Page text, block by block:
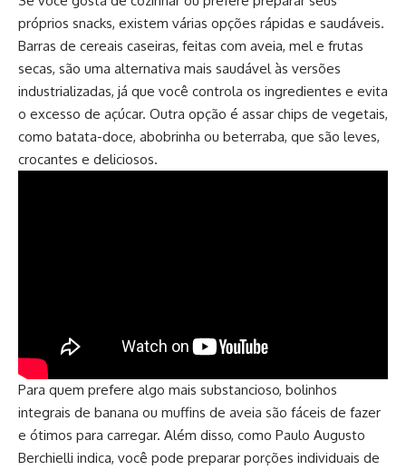
próprios snacks, existem várias opções rápidas e saudáveis.
Barras de cereais caseiras, feitas com aveia, mel e frutas
secas, são uma alternativa mais saudável às versões
industrializadas, já que você controla os ingredientes e evita
o excesso de açúcar. Outra opção é assar chips de vegetais,
como batata-doce, abobrinha ou beterraba, que são leves,
crocantes e deliciosos.
Para quem prefere algo mais substancioso, bolinhos
integrais de banana ou muffins de aveia são fáceis de fazer
e ótimos para carregar. Além disso, como Paulo Augusto
Berchielli indica, você pode preparar porções individuais de